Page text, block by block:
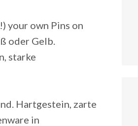
your own Pins on
oder Gelb.
starke
Hartgestein, zarte
in